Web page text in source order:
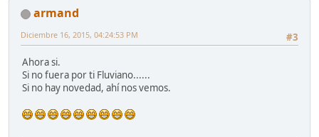
armand
#3
Diciembre 16, 2015, 04:24:53 PM
Ahora si.
Si no fuera por ti Fluviano......
Si no hay novedad, ahí nos vemos.